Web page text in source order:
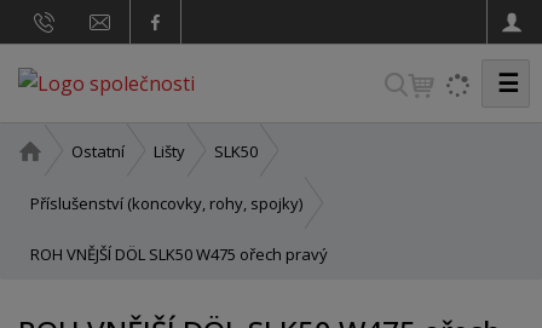
V
☰
o
n
Ostatní Lišty SLK50
Příslušenství (koncovky, rohy, spojky)
ROH VNĚJŠÍ DÖL SLK50 W475 ořech pravý